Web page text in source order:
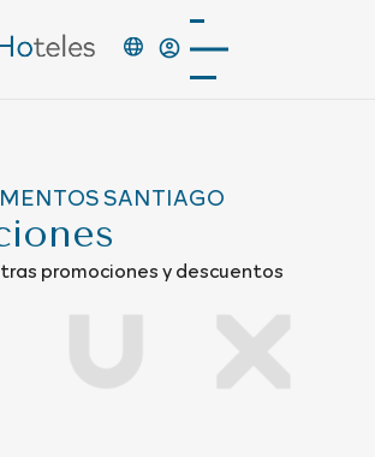
SANTIAGO
promociones y descuentos